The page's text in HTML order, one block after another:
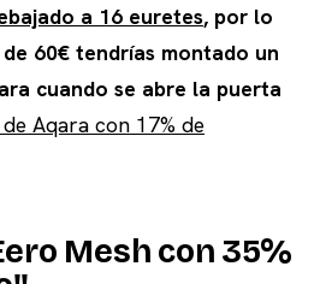
a 16 euretes, por lo
60€ tendrías montado un
cuando se abre la puerta
Aqara con 17% de
Mesh con 35%